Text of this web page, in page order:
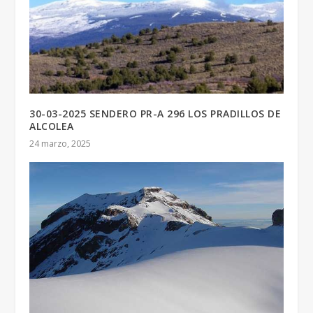
30-03-2025 SENDERO PR-A 296 LOS PRADILLOS DE
ALCOLEA
24 marzo, 2025